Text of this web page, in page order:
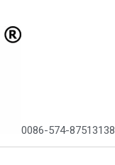
0086-574-87513138